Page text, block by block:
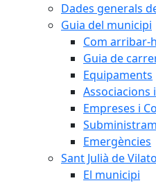
Dades generals
Guia del municipi
Com arribar-
Guia de
Equipaments
Associacions
Empreses i
Emergències
Sant Julià de
El municipi